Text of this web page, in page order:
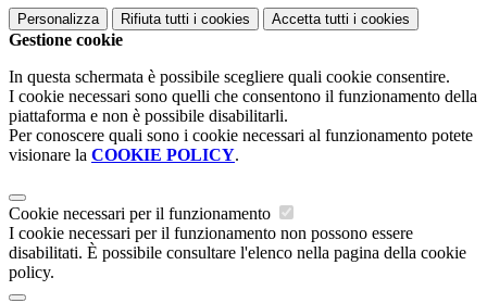
Personalizza Rifiuta tutti i cookies Accetta tutti i cookies
Gestione cookie
In questa schermata è possibile scegliere quali cookie consentire.
I cookie necessari sono quelli che consentono il funzionamento della
piattaforma e non è possibile disabilitarli.
Per conoscere quali sono i cookie necessari al funzionamento potete
visionare la COOKIE POLICY.
Cookie necessari per il funzionamento
I cookie necessari per il funzionamento non possono essere
disabilitati. È possibile consultare l'elenco nella pagina della cookie
policy.